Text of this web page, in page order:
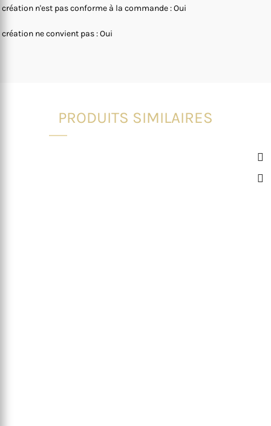
création n'est pas conforme à la commande : Oui
création ne convient pas : Oui
PRODUITS SIMILAIRES